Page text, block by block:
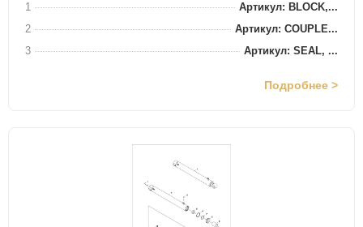
1
Артикул: BLOCK,...
2
Артикул: COUPLE...
3
Артикул: SEAL, ...
Подробнее >